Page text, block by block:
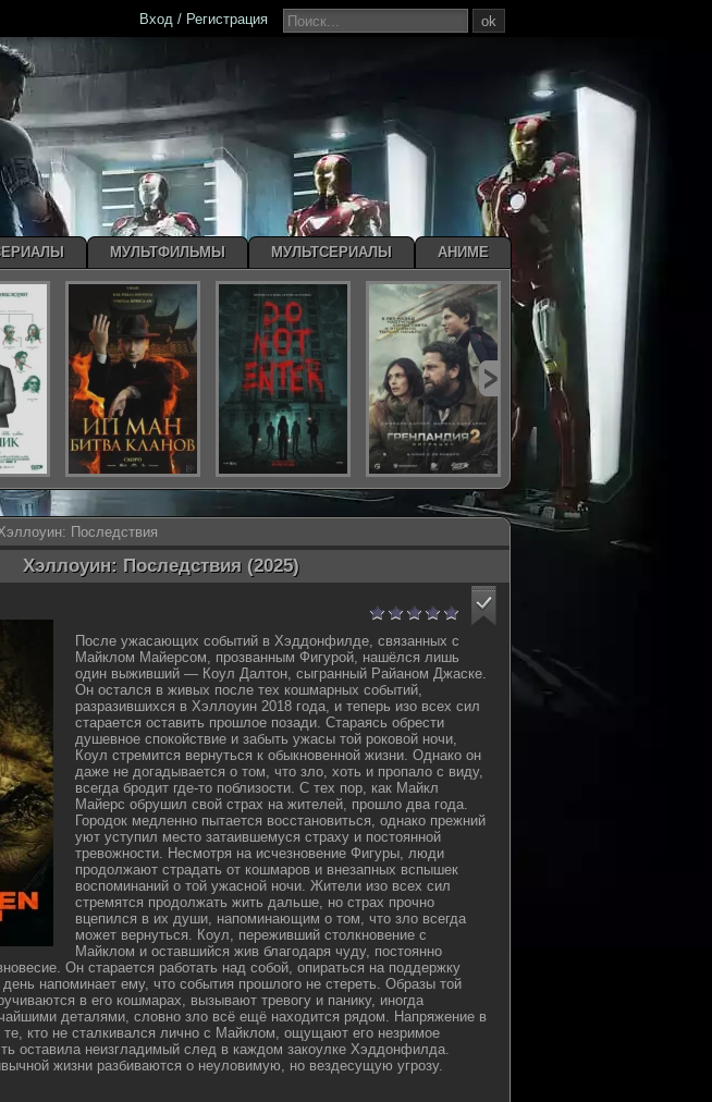
Последствия
Хэллоуин: Последствия (2025)
После ужасающих событий в Хэддонфилде, связанных с
Майклом Майерсом, прозванным Фигурой, нашёлся лишь
один выживший — Коул Далтон, сыгранный Райаном Джаске.
Он остался в живых после тех кошмарных событий,
разразившихся в Хэллоуин 2018 года, и теперь изо всех сил
старается оставить прошлое позади. Стараясь обрести
душевное спокойствие и забыть ужасы той роковой ночи,
Коул стремится вернуться к обыкновенной жизни. Однако он
даже не догадывается о том, что зло, хоть и пропало с виду,
всегда бродит где-то поблизости. С тех пор, как Майкл
Майерс обрушил свой страх на жителей, прошло два года.
Городок медленно пытается восстановиться, однако прежний
уют уступил место затаившемуся страху и постоянной
тревожности. Несмотря на исчезновение Фигуры, люди
продолжают страдать от кошмаров и внезапных вспышек
воспоминаний о той ужасной ночи. Жители изо всех сил
стремятся продолжать жить дальше, но страх прочно
вцепился в их души, напоминающим о том, что зло всегда
может вернуться. Коул, переживший столкновение с
Майклом и оставшийся жив благодаря чуду, постоянно
Он старается работать над собой, опираться на поддержку
напоминает ему, что события прошлого не стереть. Образы той
в его кошмарах, вызывают тревогу и панику, иногда
деталями, словно зло всё ещё находится рядом. Напряжение в
те, кто не сталкивался лично с Майклом, ощущают его незримое
оставила неизгладимый след в каждом закоулке Хэддонфилда.
жизни разбиваются о неуловимую, но вездесущую угрозу.
ok
Вход / Регистрация
МУЛЬТФИЛЬМЫ МУЛЬТСЕРИАЛЫ АНИМЕ